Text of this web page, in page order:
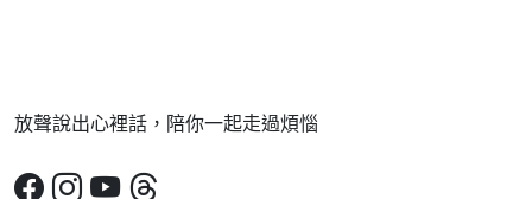
放聲說出心裡話，陪你一起走過煩惱